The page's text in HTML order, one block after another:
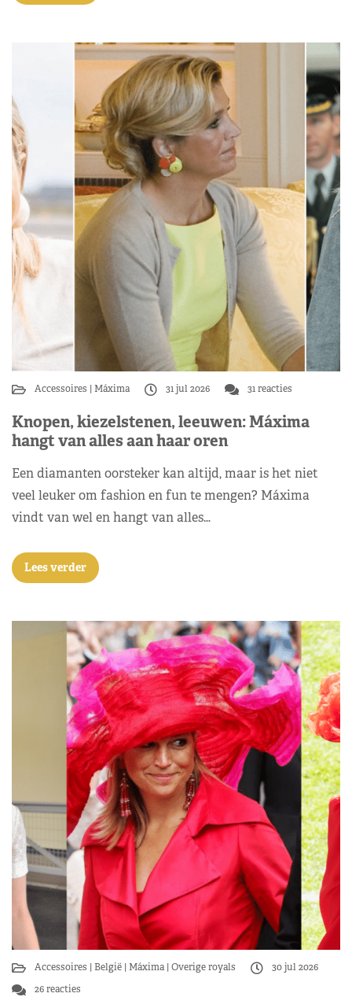
Accessoires Máxima 31 jul 2026 31 reacties
Knopen, kiezelstenen, leeuwen: Máxima
hangt van alles aan haar oren
Een diamanten oorsteker kan altijd, maar is het niet
veel leuker om fashion en fun te mengen? Máxima
vindt van wel en hangt van alles…
Lees verder
Accessoires België Máxima Overige royals
30 jul 2026
26 reacties